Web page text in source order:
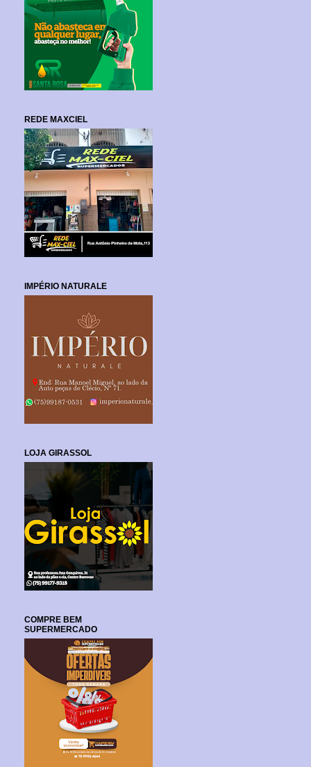
REDE MAXCIEL
IMPÉRIO NATURALE
LOJA GIRASSOL
COMPRE BEM
SUPERMERCADO